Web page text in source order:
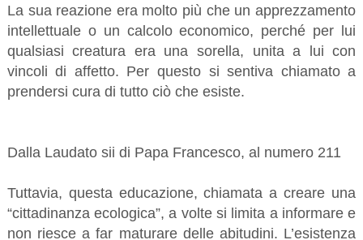
La sua reazione era molto più che un apprezzamento
intellettuale o un calcolo economico, perché per lui
qualsiasi creatura era una sorella, unita a lui con
vincoli di affetto. Per questo si sentiva chiamato a
prendersi cura di tutto ciò che esiste.
Dalla Laudato sii di Papa Francesco, al numero 211
Tuttavia, questa educazione, chiamata a creare una
“cittadinanza ecologica”, a volte si limita a informare e
non riesce a far maturare delle abitudini. L’esistenza